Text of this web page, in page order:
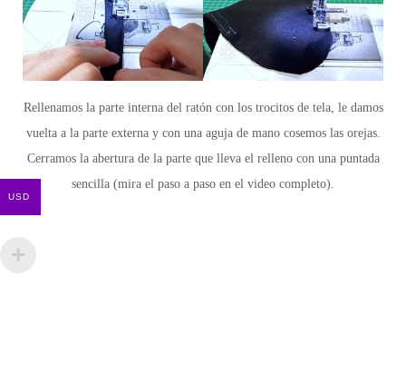
Rellenamos la parte interna del ratón con los trocitos de tela, le damos
vuelta a la parte externa y con una aguja de mano cosemos las orejas.
Cerramos la abertura de la parte que lleva el relleno con una puntada
sencilla (mira el paso a paso en el video completo).
USD